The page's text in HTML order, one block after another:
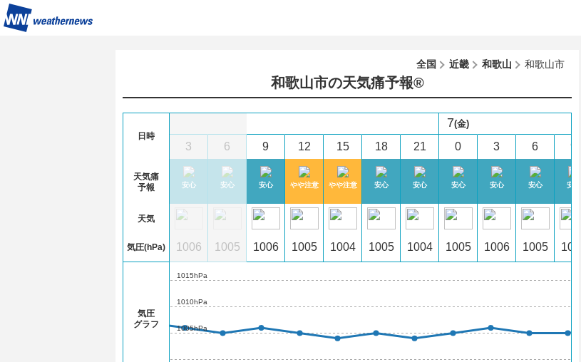
全国 近畿 和歌山 和歌山市
和歌山市の天気痛予報®︎
日時
天気痛
予報
天気
気圧(hPa)
気圧
グラフ
安心
1007
3
安心
1006
6
安心
1005
9
安心
1006
12
やや注意
1005
15
やや注意
1004
18
安心
1005
21
安心
1004
7(金)
0
安心
1005
3
安心
1006
6
安心
1005
9
安心
1005
1005hPa
1010hPa
1015hPa